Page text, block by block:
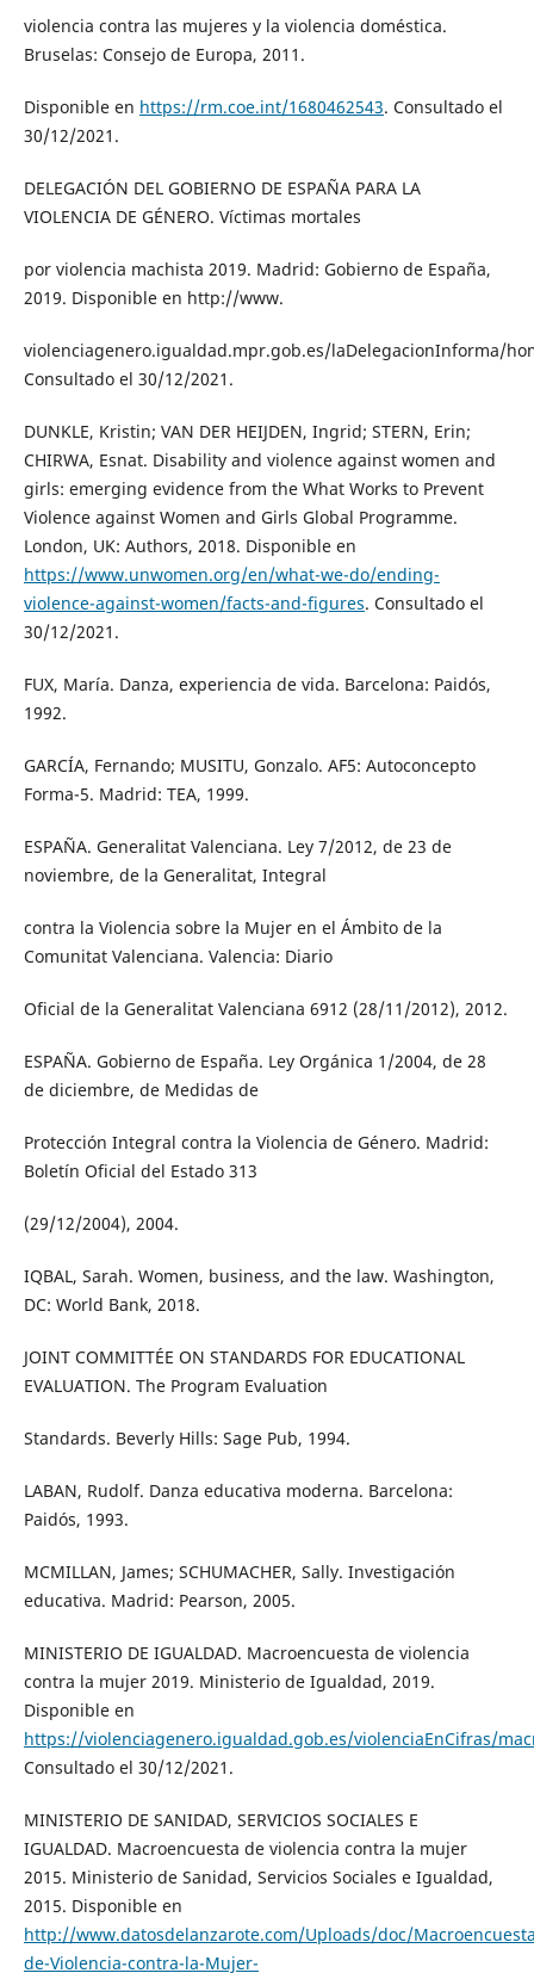
violencia contra las mujeres y la violencia doméstica.
Bruselas: Consejo de Europa, 2011.
Disponible en https://rm.coe.int/1680462543. Consultado el
30/12/2021.
DELEGACIÓN DEL GOBIERNO DE ESPAÑA PARA LA
VIOLENCIA DE GÉNERO. Víctimas mortales
por violencia machista 2019. Madrid: Gobierno de España,
2019. Disponible en http://www.
violenciagenero.igualdad.mpr.gob.es/laDelegacionInforma/
Consultado el 30/12/2021.
DUNKLE, Kristin; VAN DER HEIJDEN, Ingrid; STERN, Erin;
CHIRWA, Esnat. Disability and violence against women and
girls: emerging evidence from the What Works to Prevent
Violence against Women and Girls Global Programme.
London, UK: Authors, 2018. Disponible en
https://www.unwomen.org/en/what-we-do/ending-
violence-against-women/facts-and-figures. Consultado el
30/12/2021.
FUX, María. Danza, experiencia de vida. Barcelona: Paidós,
1992.
GARCÍA, Fernando; MUSITU, Gonzalo. AF5: Autoconcepto
Forma-5. Madrid: TEA, 1999.
ESPAÑA. Generalitat Valenciana. Ley 7/2012, de 23 de
noviembre, de la Generalitat, Integral
contra la Violencia sobre la Mujer en el Ámbito de la
Comunitat Valenciana. Valencia: Diario
Oficial de la Generalitat Valenciana 6912 (28/11/2012), 2012.
ESPAÑA. Gobierno de España. Ley Orgánica 1/2004, de 28
de diciembre, de Medidas de
Protección Integral contra la Violencia de Género. Madrid:
Boletín Oficial del Estado 313
(29/12/2004), 2004.
IQBAL, Sarah. Women, business, and the law. Washington,
DC: World Bank, 2018.
JOINT COMMITTÉE ON STANDARDS FOR EDUCATIONAL
EVALUATION. The Program Evaluation
Standards. Beverly Hills: Sage Pub, 1994.
LABAN, Rudolf. Danza educativa moderna. Barcelona:
Paidós, 1993.
MCMILLAN, James; SCHUMACHER, Sally. Investigación
educativa. Madrid: Pearson, 2005.
MINISTERIO DE IGUALDAD. Macroencuesta de violencia
contra la mujer 2019. Ministerio de Igualdad, 2019.
Disponible en
https://violenciagenero.igualdad.gob.es/violenciaEnCifras/
Consultado el 30/12/2021.
MINISTERIO DE SANIDAD, SERVICIOS SOCIALES E
IGUALDAD. Macroencuesta de violencia contra la mujer
2015. Ministerio de Sanidad, Servicios Sociales e Igualdad,
2015. Disponible en
http://www.datosdelanzarote.com/Uploads/doc/
de-Violencia-contra-la-Mujer-